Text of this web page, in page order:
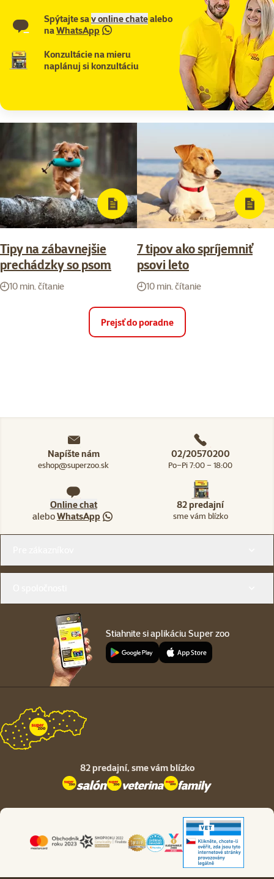
Spýtajte sav online chatealebo
naWhatsApp
Konzultácie na mieru
naplánuj si konzultáciu
Tipy na zábavnejšie
prechádzky so psom
10 min. čítanie
7 tipov ako spríjemniť
psovi leto
10 min. čítanie
Prejsť do poradne
Napíšte nám
eshop@superzoo.sk
02/20570200
Po–Pi 7:00 – 18:00
Online chat
aleboWhatsApp
82 predajní
sme vám blízko
Stiahnite si aplikáciu Super zoo
82 predajní, sme vám blízko